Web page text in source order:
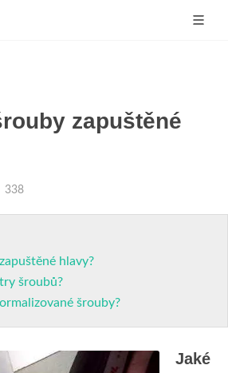
zapuštěné
338
hlavy?
šroubů?
šrouby?
Jaké